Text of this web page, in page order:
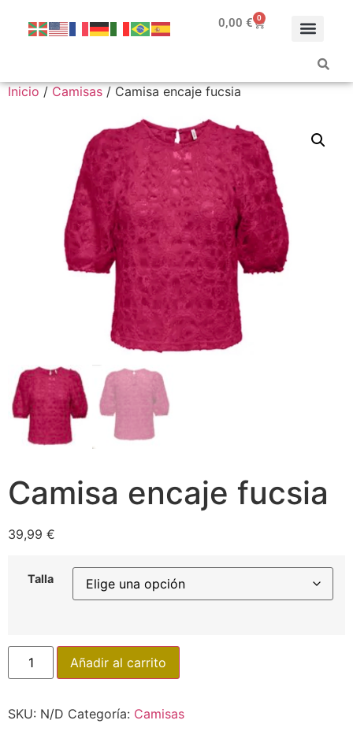
0,00 € 0
Inicio / Camisas / Camisa encaje fucsia
Camisa encaje fucsia
39,99 €
Talla
Añadir al carrito
SKU: N/D Categoría: Camisas